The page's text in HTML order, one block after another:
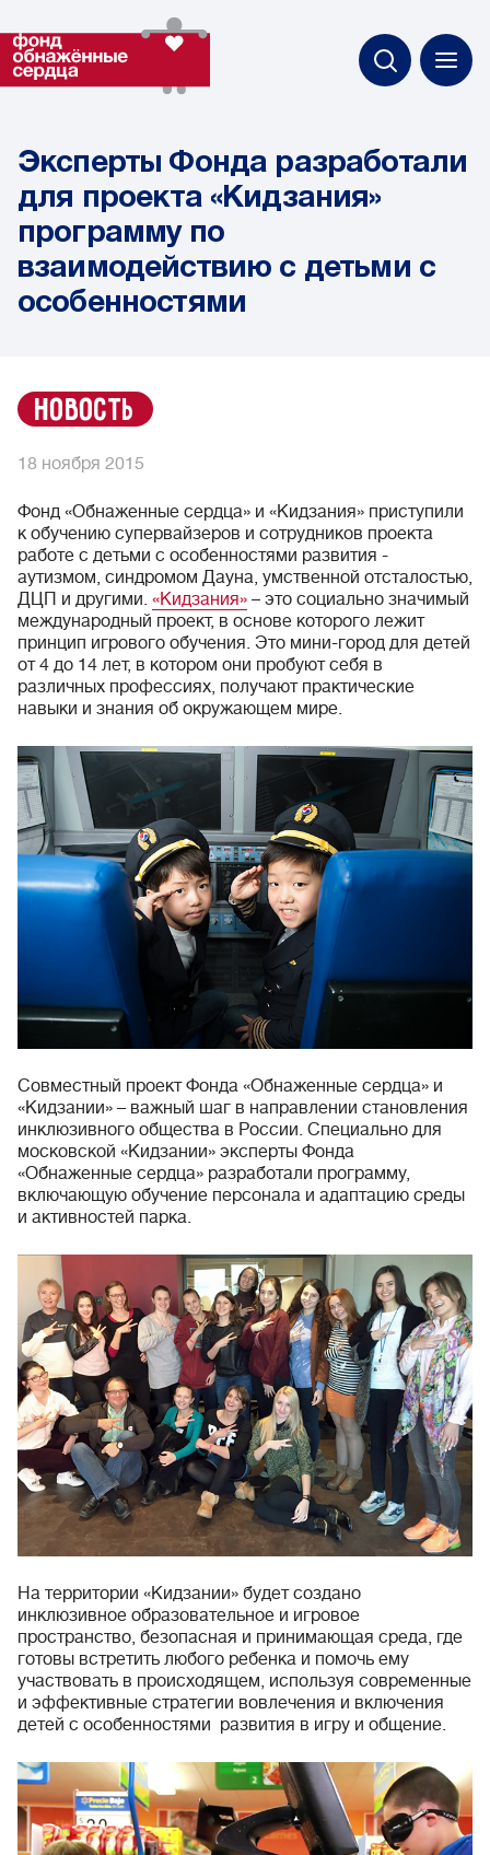
Эксперты Фонда разработали
для проекта «Кидзания»
программу по
взаимодействию с детьми с
особенностями
новость
18 ноября 2015
Фонд «Обнаженные сердца» и «Кидзания» приступили
к обучению супервайзеров и сотрудников проекта
работе с детьми с особенностями развития -
аутизмом, синдромом Дауна, умственной отсталостью,
ДЦП и другими. «Кидзания» – это социально значимый
международный проект, в основе которого лежит
принцип игрового обучения. Это мини-город для детей
от 4 до 14 лет, в котором они пробуют себя в
различных профессиях, получают практические
навыки и знания об окружающем мире.
Совместный проект Фонда «Обнаженные сердца» и
«Кидзании» – важный шаг в направлении становления
инклюзивного общества в России. Cпециально для
московской «Кидзании» эксперты Фонда
«Обнаженные сердца» разработали программу,
включающую обучение персонала и адаптацию среды
и активностей парка.
На территории «Кидзании» будет создано
инклюзивное образовательное и игровое
пространство, безопасная и принимающая среда, где
готовы встретить любого ребенка и помочь ему
участвовать в происходящем, используя современные
и эффективные стратегии вовлечения и включения
детей с особенностями развития в игру и общение.